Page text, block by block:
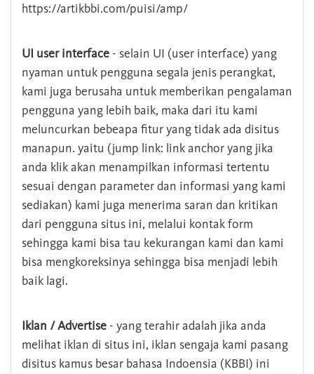
https://artikbbi.com/puisi/amp/
UI user interface - selain UI (user interface) yang
nyaman untuk pengguna segala jenis perangkat,
kami juga berusaha untuk memberikan pengalaman
pengguna yang lebih baik, maka dari itu kami
meluncurkan bebeapa fitur yang tidak ada disitus
manapun. yaitu (jump link: link anchor yang jika
anda klik akan menampilkan informasi tertentu
sesuai dengan parameter dan informasi yang kami
sediakan) kami juga menerima saran dan kritikan
dari pengguna situs ini, melalui kontak form
sehingga kami bisa tau kekurangan kami dan kami
bisa mengkoreksinya sehingga bisa menjadi lebih
baik lagi.
Iklan / Advertise - yang terahir adalah jika anda
melihat iklan di situs ini, iklan sengaja kami pasang
disitus kamus besar bahasa Indoensia (KBBI) ini